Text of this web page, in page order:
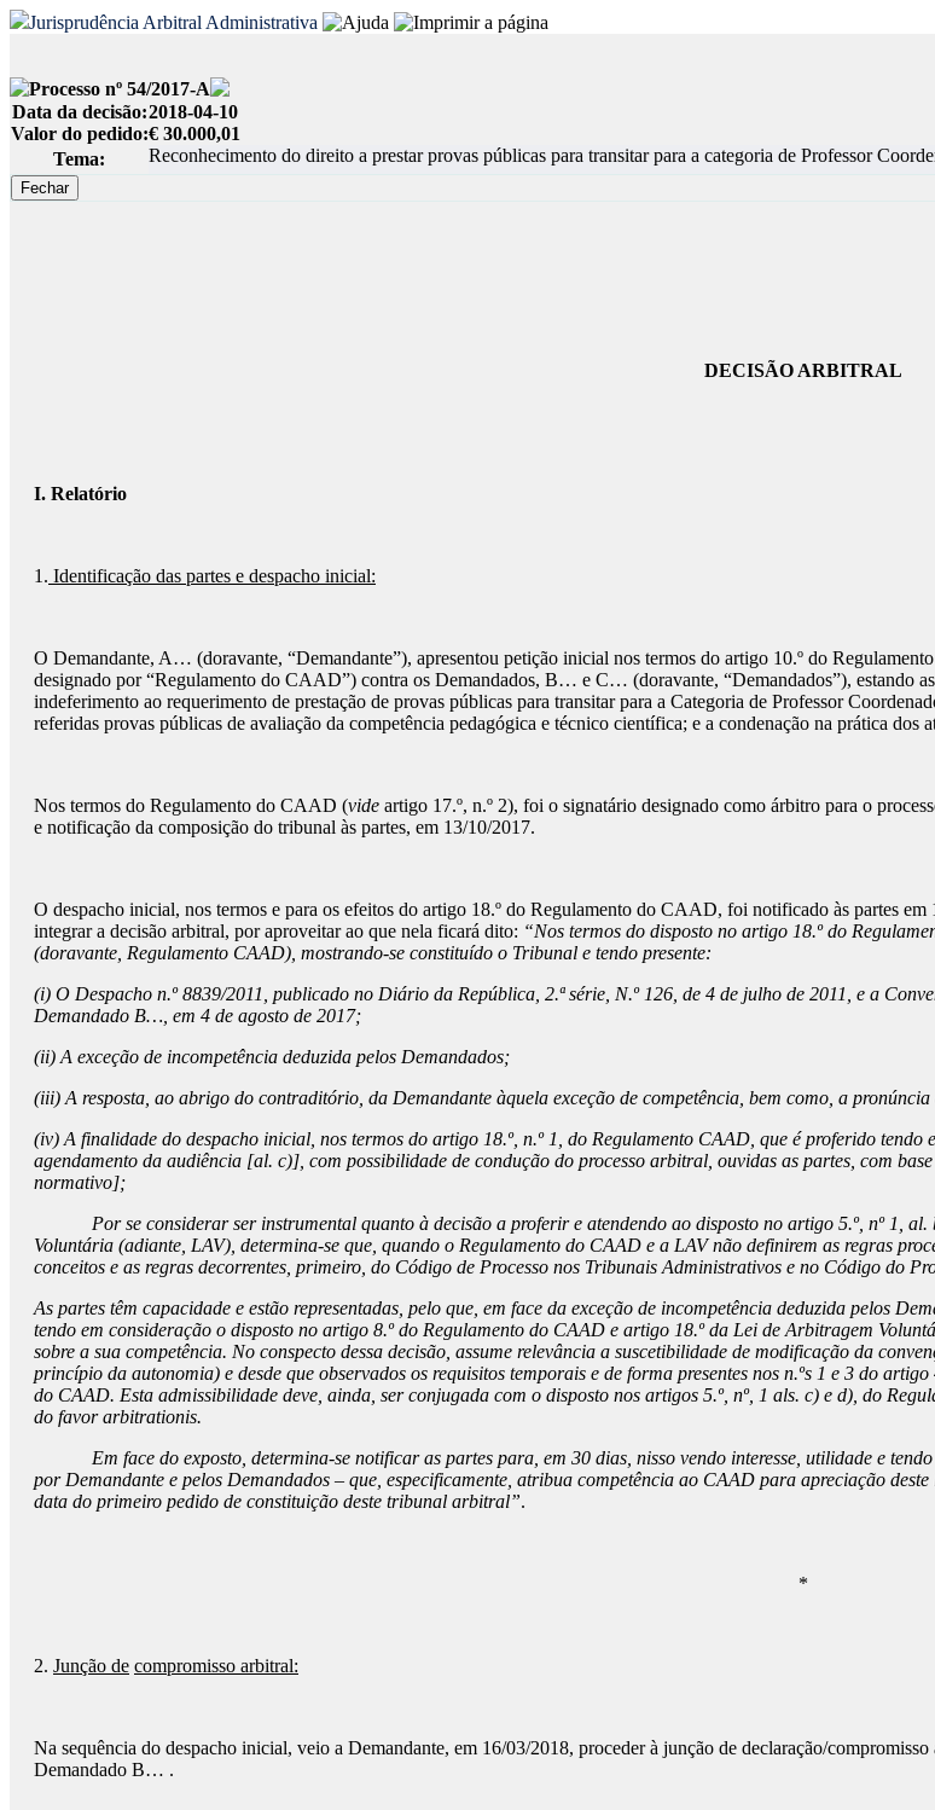
Jurisprudência Arbitral Administrativa
Processo nº 54/2017-A
Data da decisão:2018-04-10
Valor do pedido:€ 30.000,01
Tema:
Reconhecimento do direito a prestar provas públicas para transitar para a categoria de Professor
DECISÃO ARBITRAL
I. Relatório
1. Identificação das partes e despacho inicial:
O Demandante, A… (doravante, “Demandante”), apresentou petição inicial nos termos do artigo 10.º do
designado por “Regulamento do CAAD”) contra os Demandados, B… e C… (doravante, “Demandados”), estando
indeferimento ao requerimento de prestação de provas públicas para transitar para a Categoria de Professor
referidas provas públicas de avaliação da competência pedagógica e técnico científica; e a condenação na prática dos
Nos termos do Regulamento do CAAD (vide artigo 17.º, n.º 2), foi o signatário designado como árbitro para o
e notificação da composição do tribunal às partes, em 13/10/2017.
O despacho inicial, nos termos e para os efeitos do artigo 18.º do Regulamento do CAAD, foi notificado às partes
integrar a decisão arbitral, por aproveitar ao que nela ficará dito: “Nos termos do disposto no artigo 18.º do
(doravante, Regulamento CAAD), mostrando-se constituído o Tribunal e tendo presente:
(i) O Despacho n.º 8839/2011, publicado no Diário da República, 2.ª série, N.º 126, de 4 de julho de 2011, e a
Demandado B…, em 4 de agosto de 2017;
(ii) A exceção de incompetência deduzida pelos Demandados;
(iii) A resposta, ao abrigo do contraditório, da Demandante àquela exceção de competência, bem como, a pronúncia
(iv) A finalidade do despacho inicial, nos termos do artigo 18.º, n.º 1, do Regulamento CAAD, que é proferido
agendamento da audiência [al. c)], com possibilidade de condução do processo arbitral, ouvidas as partes, com
normativo];
Por se considerar ser instrumental quanto à decisão a proferir e atendendo ao disposto no artigo 5.º, nº 1, al.
Voluntária (adiante, LAV), determina-se que, quando o Regulamento do CAAD e a LAV não definirem as regras
conceitos e as regras decorrentes, primeiro, do Código de Processo nos Tribunais Administrativos e no Código do
As partes têm capacidade e estão representadas, pelo que, em face da exceção de incompetência deduzida pelos
tendo em consideração o disposto no artigo 8.º do Regulamento do CAAD e artigo 18.º da Lei de Arbitragem
sobre a sua competência. No conspecto dessa decisão, assume relevância a suscetibilidade de modificação da
princípio da autonomia) e desde que observados os requisitos temporais e de forma presentes nos n.ºs 1 e 3 do
do CAAD. Esta admissibilidade deve, ainda, ser conjugada com o disposto nos artigos 5.º, nº, 1 als. c) e d), do
do favor arbitrationis.
Em face do exposto, determina-se notificar as partes para, em 30 dias, nisso vendo interesse, utilidade e
por Demandante e pelos Demandados – que, especificamente, atribua competência ao CAAD para apreciação
data do primeiro pedido de constituição deste tribunal arbitral”.
*
2. Junção de compromisso arbitral:
Na sequência do despacho inicial, veio a Demandante, em 16/03/2018, proceder à junção de declaração/
Demandado B… .